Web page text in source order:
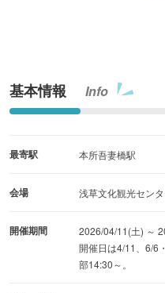
基本情報 Info
最寄駅 本所吾妻橋駅
会場 浅草文化観光セン
開催期間
2026/04/11(土) ～
開催日は4/11、6/6
部14:30～。